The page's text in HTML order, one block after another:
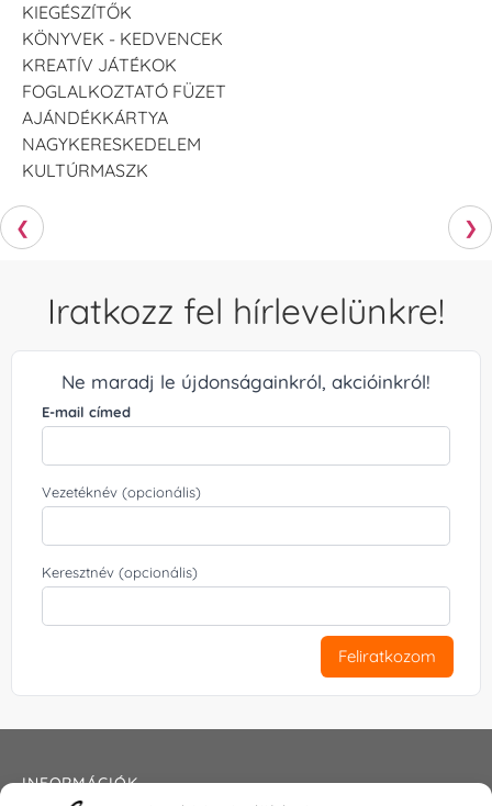
KIEGÉSZÍTŐK
KÖNYVEK - KEDVENCEK
KREATÍV JÁTÉKOK
FOGLALKOZTATÓ FÜZET
AJÁNDÉKKÁRTYA
NAGYKERESKEDELEM
KULTÚRMASZK
❮ ❯
Iratkozz fel hírlevelünkre!
Ne maradj le újdonságainkról, akcióinkról!
E-mail címed
Vezetéknév (opcionális)
Keresztnév (opcionális)
Feliratkozom
INFORMÁCIÓK